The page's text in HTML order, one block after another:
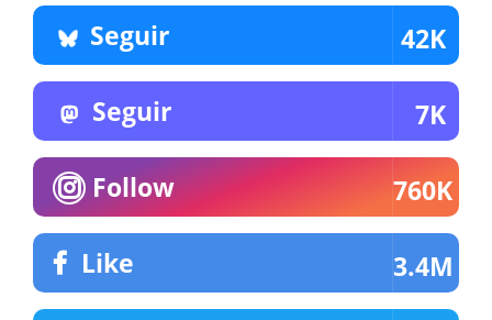
Seguir 42K
Seguir 7K
Follow 760K
Like 3.4M